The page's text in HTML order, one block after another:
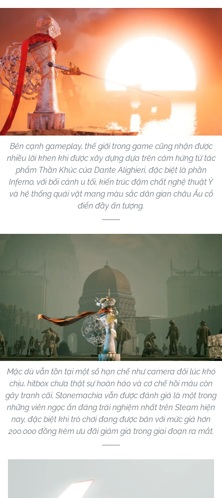
Bên cạnh gameplay, thế giới trong game cũng nhận được
nhiều lời khen khi được xây dựng dựa trên cảm hứng từ tác
phẩm Thần Khúc của Dante Alighieri, đặc biệt là phần
Inferno, với bối cảnh u tối, kiến trúc đậm chất nghệ thuật Ý
và hệ thống quái vật mang màu sắc dân gian châu Âu cổ
điển đầy ấn tượng.
Mặc dù vẫn tồn tại một số hạn chế như camera đôi lúc khó
chịu, hitbox chưa thật sự hoàn hảo và cơ chế hồi máu còn
gây tranh cãi, Stonemachia vẫn được đánh giá là một trong
những viên ngọc ẩn đáng trải nghiệm nhất trên Steam hiện
nay, đặc biệt khi trò chơi đang được bán với mức giá hơn
200.000 đồng kèm ưu đãi giảm giá trong giai đoạn ra mắt.